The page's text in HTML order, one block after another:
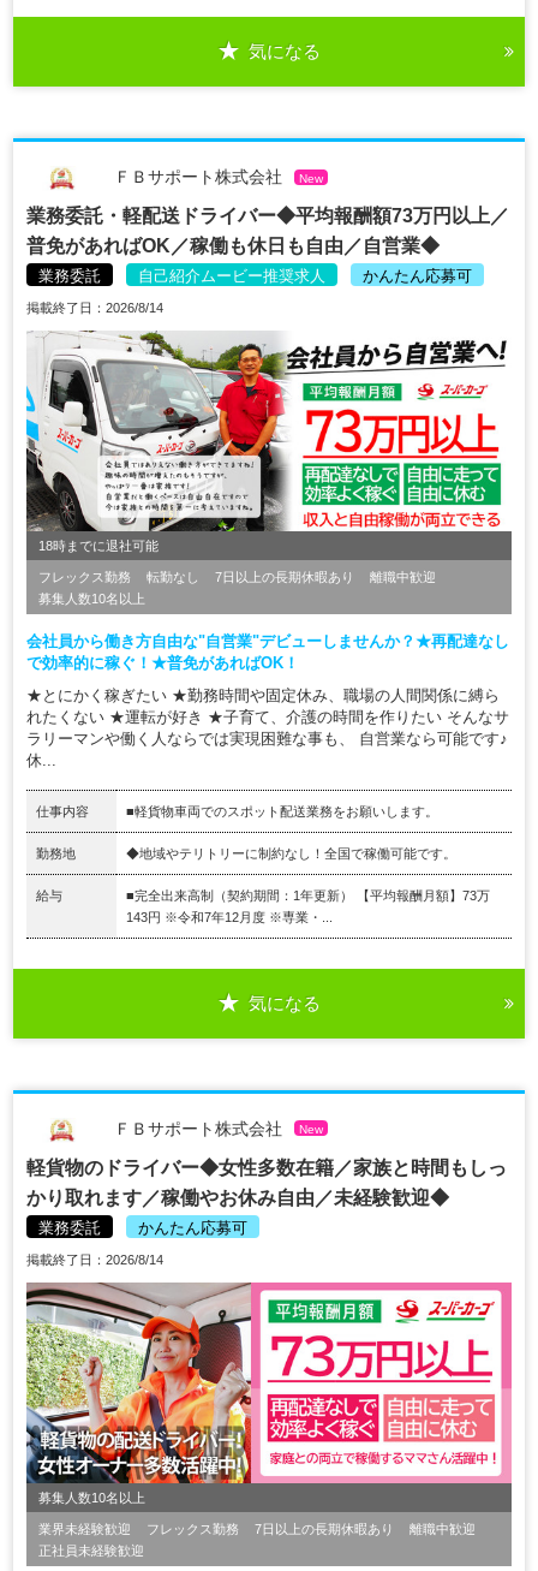
気になる
ＦＢサポート株式会社 New
業務委託・軽配送ドライバー◆平均報酬額73万円以上／
普免があればOK／稼働も休日も自由／自営業◆
業務委託 自己紹介ムービー推奨求人 かんたん応募可
掲載終了日：2026/8/14
18時までに退社可能
フレックス勤務 転勤なし 7日以上の長期休暇あり
離職中歓迎
募集人数10名以上
会社員から働き方自由な"自営業"デビューしませんか？★再配達なし
で効率的に稼ぐ！★普免があればOK！
★とにかく稼ぎたい ★勤務時間や固定休み、職場の人間関係に縛ら
れたくない ★運転が好き ★子育て、介護の時間を作りたい そんなサ
ラリーマンや働く人ならでは実現困難な事も、 自営業なら可能です♪
休...
仕事内容 ■軽貨物車両でのスポット配送業務をお願いします。
勤務地 ◆地域やテリトリーに制約なし！全国で稼働可能です。
給与
■完全出来高制（契約期間：1年更新） 【平均報酬月額】73万
143円 ※令和7年12月度 ※専業・...
気になる
ＦＢサポート株式会社 New
軽貨物のドライバー◆女性多数在籍／家族と時間もしっ
かり取れます／稼働やお休み自由／未経験歓迎◆
業務委託 かんたん応募可
掲載終了日：2026/8/14
募集人数10名以上
業界未経験歓迎 フレックス勤務 7日以上の長期休暇あり
離職中歓迎
正社員未経験歓迎